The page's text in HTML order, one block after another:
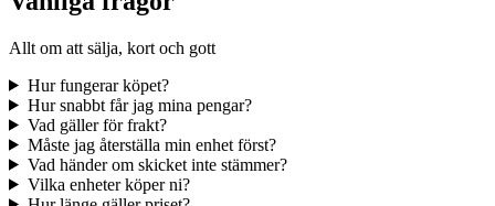
Allt om att sälja, kort och gott
Hur fungerar köpet?
Hur snabbt får jag mina pengar?
Vad gäller för frakt?
Måste jag återställa min enhet först?
Vad händer om skicket inte stämmer?
Vilka enheter köper ni?